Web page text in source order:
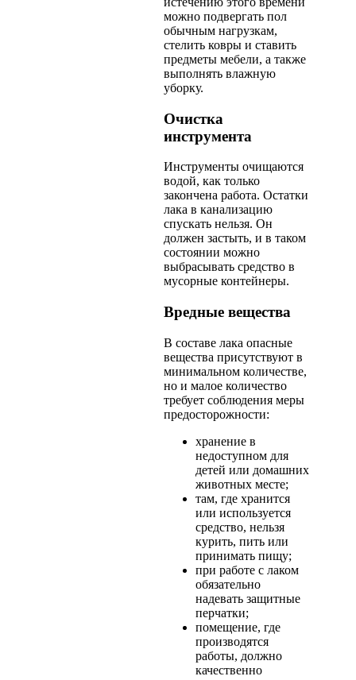
можно подвергать пол
обычным нагрузкам,
стелить ковры и ставить
предметы мебели, а также
выполнять влажную
уборку.
Очистка
инструмента
Инструменты очищаются
водой, как только
закончена работа. Остатки
лака в канализацию
спускать нельзя. Он
должен застыть, и в таком
состоянии можно
выбрасывать средство в
мусорные контейнеры.
Вредные вещества
В составе лака опасные
вещества присутствуют в
минимальном количестве,
но и малое количество
требует соблюдения меры
предосторожности:
хранение в
недоступном для
детей или домашних
животных месте;
там, где хранится
или используется
средство, нельзя
курить, пить или
принимать пищу;
при работе с лаком
обязательно
надевать защитные
перчатки;
помещение, где
производятся
работы, должно
качественно